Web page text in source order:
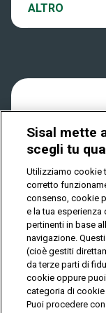
Play Your Date
Dove si gioca
Quanto si
Come
ALTRO
Notifiche
Privacy
IL GIOCO È
© Copyright
Privacy
Sisal mette
scegli tu
Utilizziamo cookie
corretto
consenso, cookie
e la tua esperienza
pertinenti in base
navigazione.
(cioè gestiti
da terze parti di
cookie oppure
categoria di
Puoi procedere